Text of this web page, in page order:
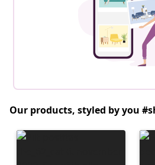
Our products, styled by you